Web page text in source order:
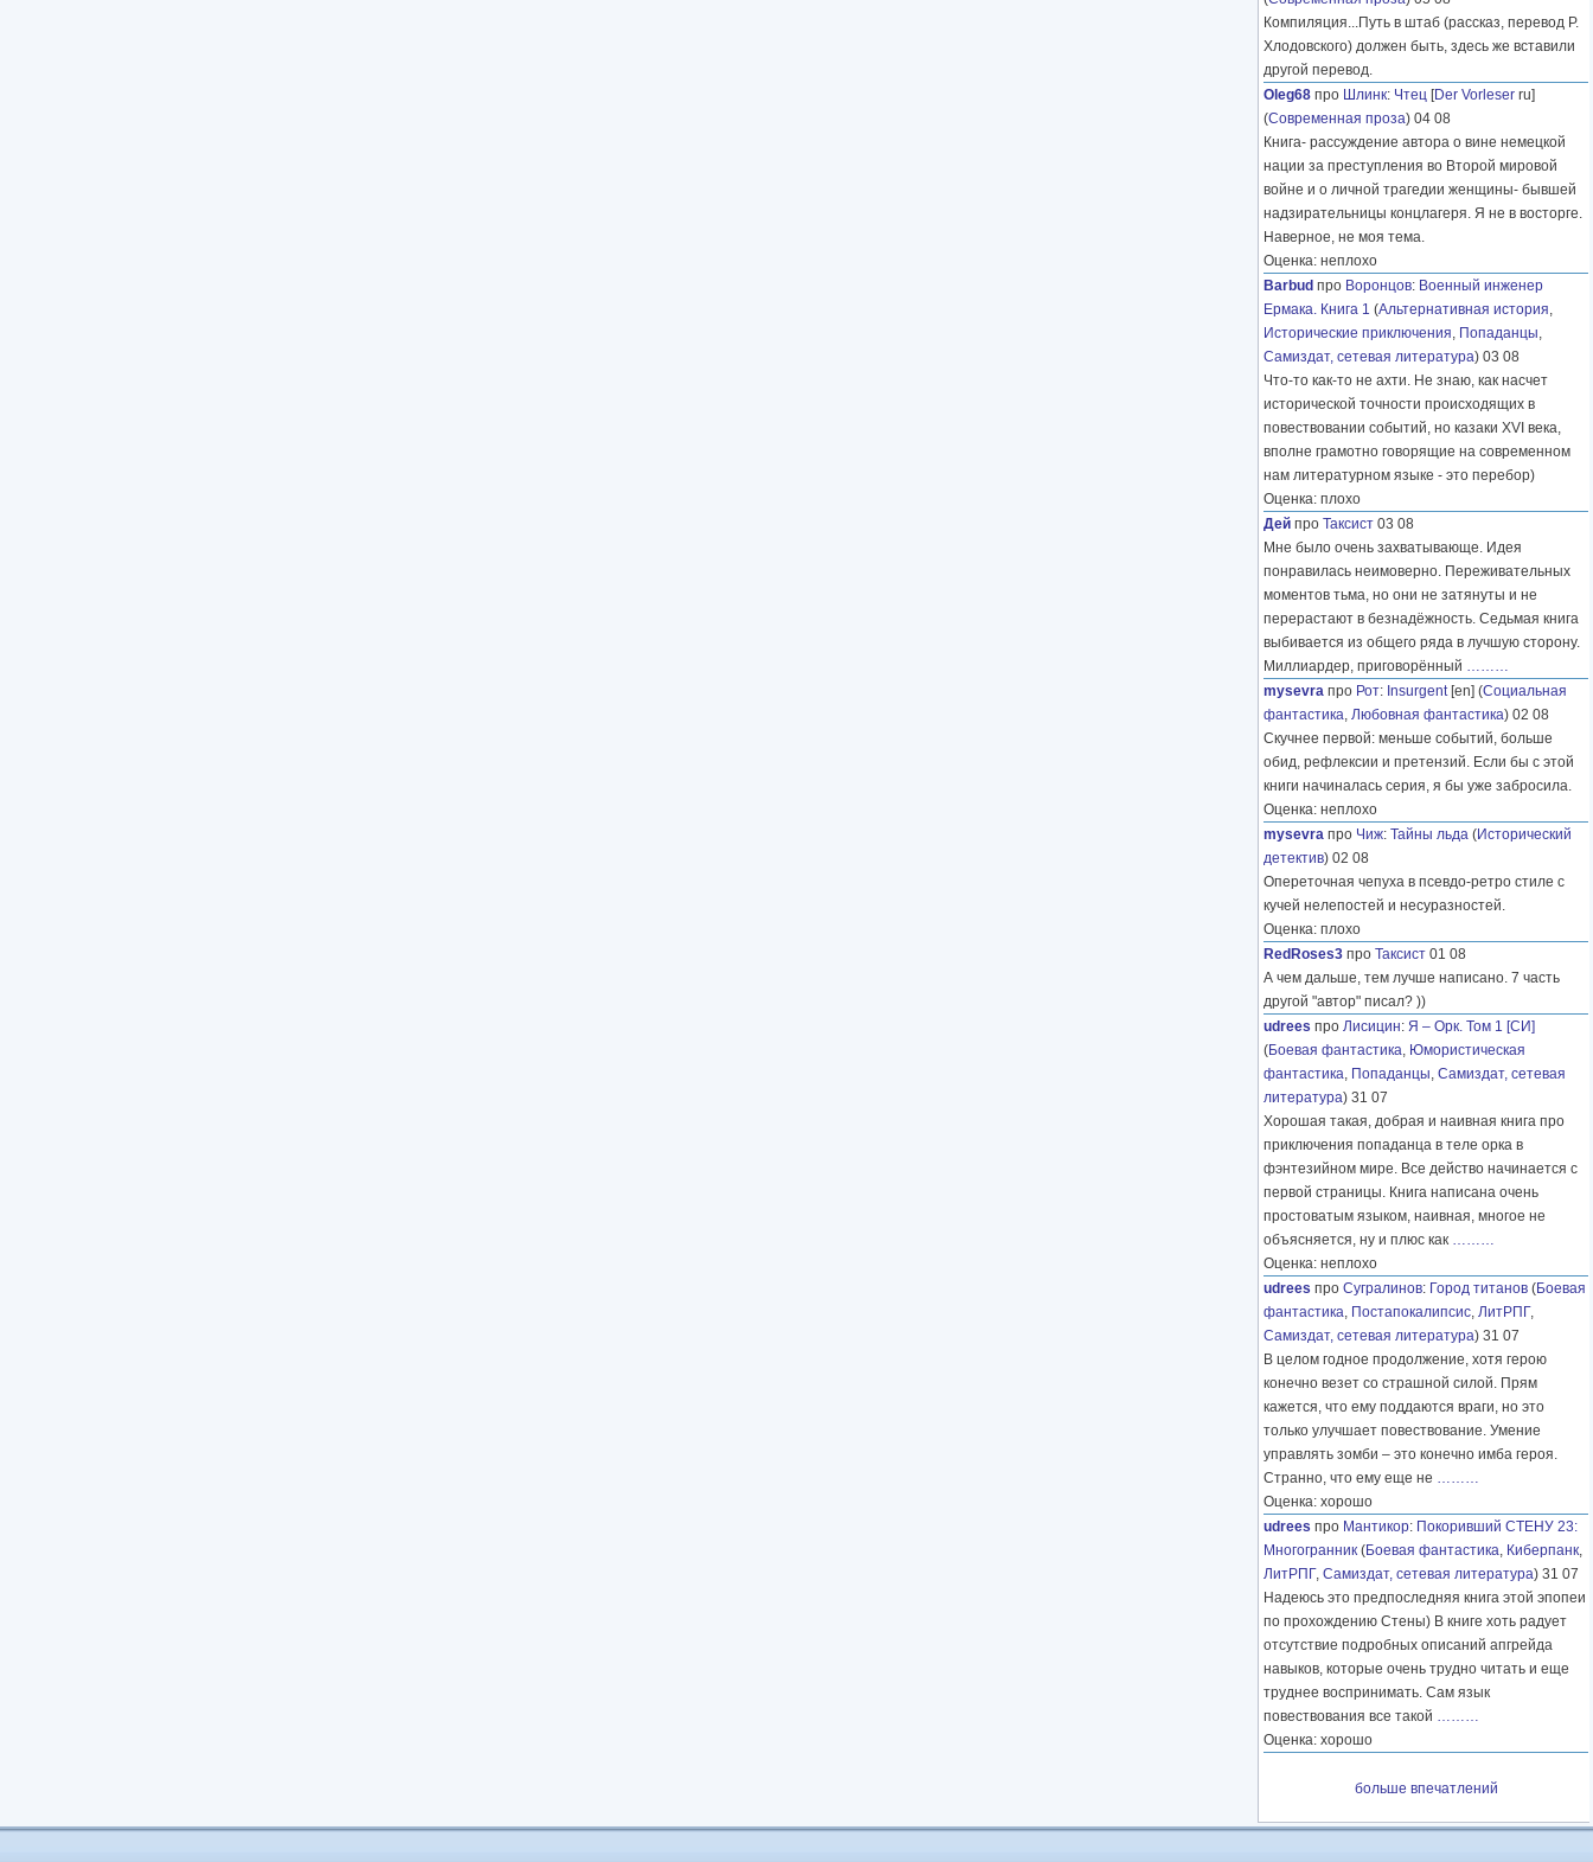
Компиляция...Путь в штаб (рассказ, перевод Р.
Хлодовского) должен быть, здесь же вставили
другой перевод.
Oleg68 про Шлинк: Чтец [Der Vorleser ru]
(Современная проза) 04 08
Книга- рассуждение автора о вине немецкой
нации за преступления во Второй мировой
войне и о личной трагедии женщины- бывшей
надзирательницы концлагеря. Я не в восторге.
Наверное, не моя тема.
Оценка: неплохо
Barbud про Воронцов: Военный инженер
Ермака. Книга 1 (Альтернативная история,
Исторические приключения, Попаданцы,
Самиздат, сетевая литература) 03 08
Что-то как-то не ахти. Не знаю, как насчет
исторической точности происходящих в
повествовании событий, но казаки XVI века,
вполне грамотно говорящие на современном
нам литературном языке - это перебор)
Оценка: плохо
Дей про Таксист 03 08
Мне было очень захватывающе. Идея
понравилась неимоверно. Переживательных
моментов тьма, но они не затянуты и не
перерастают в безнадёжность. Седьмая книга
выбивается из общего ряда в лучшую сторону.
Миллиардер, приговорённый ………
mysevra про Рот: Insurgent[en] (Социальная
фантастика, Любовная фантастика) 02 08
Скучнее первой: меньше событий, больше
обид, рефлексии и претензий. Если бы с этой
книги начиналась серия, я бы уже забросила.
Оценка: неплохо
mysevra про Чиж: Тайны льда (Исторический
детектив) 02 08
Опереточная чепуха в псевдо-ретро стиле с
кучей нелепостей и несуразностей.
Оценка: плохо
RedRoses3 про Таксист 01 08
А чем дальше, тем лучше написано. 7 часть
другой "автор" писал? ))
udrees про Лисицин: Я – Орк. Том 1 [СИ]
(Боевая фантастика, Юмористическая
фантастика, Попаданцы, Самиздат, сетевая
литература) 31 07
Хорошая такая, добрая и наивная книга про
приключения попаданца в теле орка в
фэнтезийном мире. Все действо начинается с
первой страницы. Книга написана очень
простоватым языком, наивная, многое не
объясняется, ну и плюс как ………
Оценка: неплохо
udrees про Сугралинов: Город титанов (Боевая
фантастика, Постапокалипсис, ЛитРПГ,
Самиздат, сетевая литература) 31 07
В целом годное продолжение, хотя герою
конечно везет со страшной силой. Прям
кажется, что ему поддаются враги, но это
только улучшает повествование. Умение
управлять зомби – это конечно имба героя.
Странно, что ему еще не ………
Оценка: хорошо
udrees про Мантикор: Покоривший СТЕНУ 23:
Многогранник (Боевая фантастика, Киберпанк,
ЛитРПГ, Самиздат, сетевая литература) 31 07
Надеюсь это предпоследняя книга этой эпопеи
по прохождению Стены) В книге хоть радует
отсутствие подробных описаний апгрейда
навыков, которые очень трудно читать и еще
труднее воспринимать. Сам язык
повествования все такой ………
Оценка: хорошо
больше впечатлений